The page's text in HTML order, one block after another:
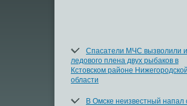
Спасатели МЧС вызволили
ледового плена двух рыбаков в
Кстовском районе Нижегородской
области
В Омске неизвестный напал